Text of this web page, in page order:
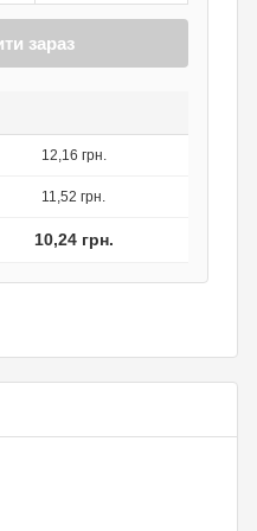
зараз
12,16 грн.
11,52 грн.
10,24 грн.